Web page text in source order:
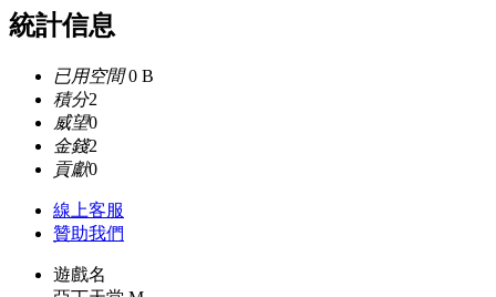
統計信息
已用空間0 B
積分2
威望0
金錢2
貢獻0
線上客服
贊助我們
遊戲名